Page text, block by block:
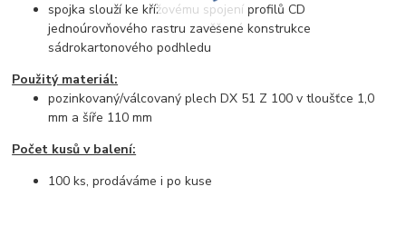
spojka slouží ke křížovému spojení profilů CD
jednoúrovňového rastru zavěšené konstrukce
sádrokartonového podhledu
Použitý materiál:
pozinkovaný/válcovaný plech DX 51 Z 100 v tloušťce 1,0
mm a šíře 110 mm
Počet kusů v balení:
100 ks, prodáváme i po kuse